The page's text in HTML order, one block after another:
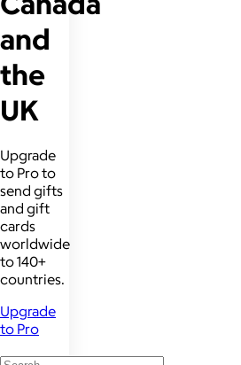
and
the
UK
Upgrade
to Pro to
send gifts
and gift
cards
worldwide
to 140+
countries.
Upgrade
to Pro